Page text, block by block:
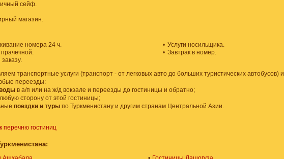
сейф.
магазин.
номера 24 ч.
прачечной.
• Услуги носильщика.
• Завтрак в номер.
транспортные услуги (транспорт - от легковых авто до больших туристических автобусов) и
переезды:
в а/п или на ж/д вокзале и переезды до гостиницы и обратно;
сторону от этой гостиницы;
поездки и туры по Туркменистану и другим странам Центральной Азии.
перечню гостиниц